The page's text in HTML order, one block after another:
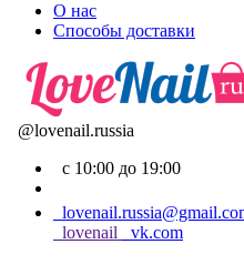
О нас
Способы доставки
@lovenail.russia
с 10:00 до 19:00
lovenail
vk.com